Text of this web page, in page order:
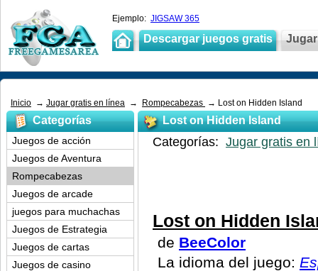
Ejemplo: JIGSAW 365
Descargar juegos gratis
Inicio → Jugar gratis en línea → Rompecabezas → Lost on Hidden Island
Lost on Hidden Island
Categorías: Jugar gratis en
Lost on Hidden
de BeeColor
La idioma del juego:
Categorías
Juegos de acción
Juegos de Aventura
Rompecabezas
Juegos de arcade
juegos para muchachas
Juegos de Estrategia
Juegos de cartas
Juegos de casino